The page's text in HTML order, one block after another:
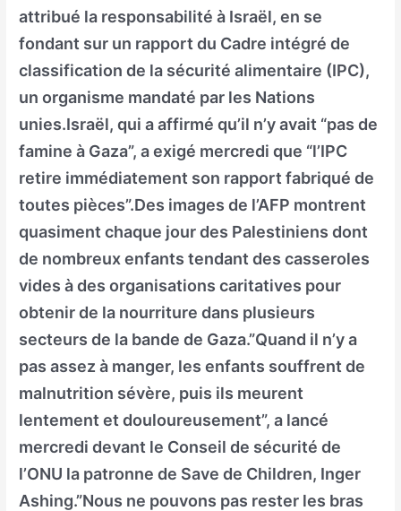
attribué la responsabilité à Israël, en se
fondant sur un rapport du Cadre intégré de
classification de la sécurité alimentaire (IPC),
un organisme mandaté par les Nations
unies.Israël, qui a affirmé qu’il n’y avait “pas de
famine à Gaza”, a exigé mercredi que “l’IPC
retire immédiatement son rapport fabriqué de
toutes pièces”.Des images de l’AFP montrent
quasiment chaque jour des Palestiniens dont
de nombreux enfants tendant des casseroles
vides à des organisations caritatives pour
obtenir de la nourriture dans plusieurs
secteurs de la bande de Gaza.”Quand il n’y a
pas assez à manger, les enfants souffrent de
malnutrition sévère, puis ils meurent
lentement et douloureusement”, a lancé
mercredi devant le Conseil de sécurité de
l’ONU la patronne de Save de Children, Inger
Ashing.”Nous ne pouvons pas rester les bras